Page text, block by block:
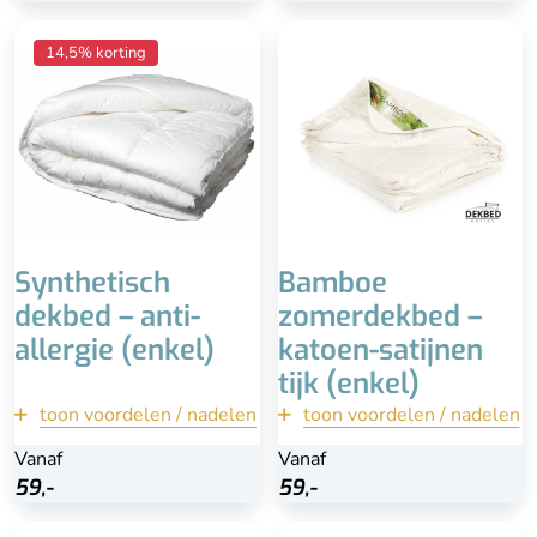
14,5% korting
Synthetisch
dekbed – anti-
allergie (enkel)
toon voordelen / nadelen
Vanaf
59,-
Anti-allergie & hygiënisch
Wasbaar tot 90°
Heerlijk comfortabel
Makkelijk te onderhouden
Minder luxe uitstraling
terug
Bekijk
Bamboe
zomerdekbed –
katoen-satijnen
tijk (enkel)
toon voordelen / nadelen
Vanaf
59,-
Zacht en soepel
Wasbaar tot 40° graden
Luchtig en
vochtregulerend
Beperkte isolatie tijdens
lagere temperaturen, niet
terug
Bekijk